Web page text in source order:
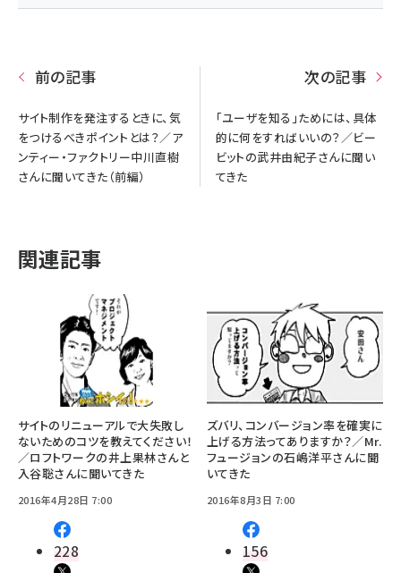
前の記事
サイト制作を発注するときに、気
をつけるべきポイントとは？／ア
ンティー・ファクトリー中川直樹
さんに聞いてきた（前編）
次の記事
「ユーザを知る」ためには、具体
的に何をすればいいの？／ビー
ビットの武井由紀子さんに聞い
てきた
関連記事
サイトのリニューアルで大失敗し
ないためのコツを教えてください！
／ロフトワークの井上果林さんと
入谷聡さんに聞いてきた
2016年4月28日 7:00
228
ズバリ、コンバージョン率を確実に
上げる方法ってありますか？／Mr.
フュージョンの石嶋洋平さんに聞
いてきた
2016年8月3日 7:00
156